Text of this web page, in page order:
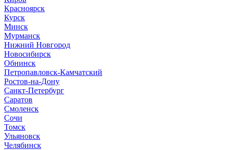
Красноярск
Курск
Минск
Мурманск
Нижний Новгород
Новосибирск
Обнинск
Петропавловск-Камчатский
Ростов-на-Дону
Санкт-Петербург
Саратов
Смоленск
Сочи
Томск
Ульяновск
Челябинск